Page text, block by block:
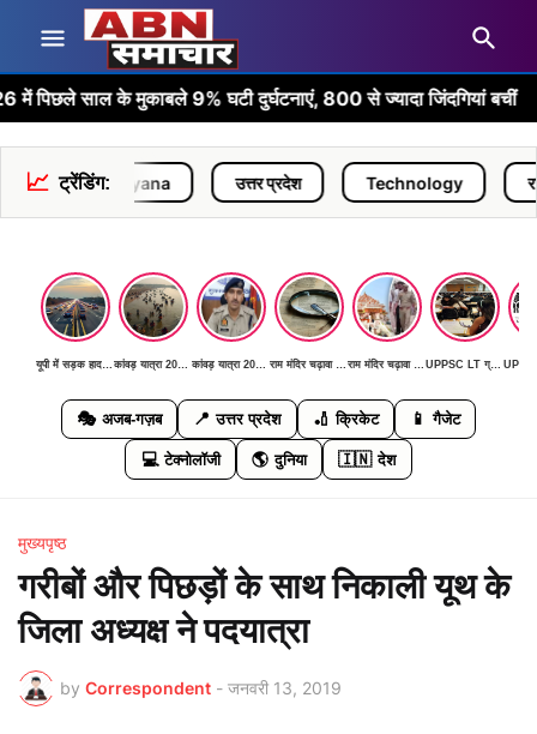
के मुकाबले 9% घटी दुर्घटनाएं, 800 से ज्यादा जिंदगियां बचीं •
📈 ट्रेंडिंग:
Haryana उत्तर प्रदेश Technology
यूपी में सड़क हादसों में आई कमी: जनवरी-जून 2026 में पिछले साल के मुकाबले 9% घटी दुर्घटनाएं, 800 से ज्यादा जिंदगियां बचीं कांवड़ यात्रा 2026: पहली बार AI कैमरों और ड्रोन से निगरानी, DGP ने दिया 'जीरो इंसीडेंट, जीरो एक्सीडेंट' का लक्ष्य कांवड़ यात्रा 2026: पहली बार AI कैमरों और ड्रोन से निगरानी, DGP ने दिया 'जीरो इंसीडेंट, जीरो एक्सीडेंट' का लक्ष्य राम मंदिर चढ़ावा चोरी मामला: SIT जांच में सामने आई बड़ी मनी ट्रेल, जल्द खुलेगा रहस्य से पर्दा राम मंदिर चढ़ावा चोरी मामला: SIT जांच में सामने आई बड़ी मनी ट्रेल, जल्द खुलेगा रहस्य से पर्दा UPPSC LT ग्रेड मुख्य परीक्षा 11 जुलाई को: हिंदी, सामाजिक विज्ञान, फिजिकल साइंस और संगीत विषयों की होगी परीक्षा
🎭 अजब-गज़ब 📍 उत्तर प्रदेश 🏏 क्रिकेट 📱 गैजेट
💻 टेक्नोलॉजी 🌎 दुनिया 🇮🇳 देश
मुख्यपृष्ठ
गरीबों और पिछड़ों के साथ निकाली यूथ के
जिला अध्यक्ष ने पदयात्रा
by Correspondent - जनवरी 13, 2019